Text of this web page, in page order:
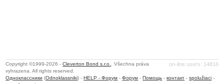
on-line users: 14816
Copyright ©1999-2026 -Cleverton Bond s.r.o.
. Všechna práva
vyhrazena. All rights reserved.
Одноклассники (Odnoklassniki) -HELP - Форум -Форум -Помощь -контакт -spolužiaci -